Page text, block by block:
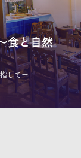
たい」「関
を、どなた
ん
食と自然
してー